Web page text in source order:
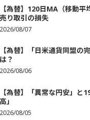
【為替】120日MA（移動
売り取引の損失
2026/08/07
【為替】「日米通貨同盟の
は？
2026/08/06
【為替】「異常な円安」と
高」
2026/08/05